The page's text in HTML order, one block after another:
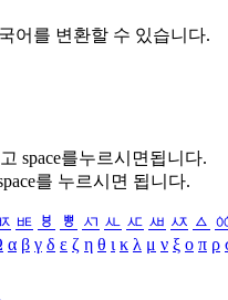
어를 변환할 수 있습니다.
space를누르시면됩니다.
를 누르시면 됩니다.
ㅷ ㅸ ㅹ ㅺ ㅻ ㅼ ㅽ ㅾ ㅿ
α β γ δ ε ζ η θ ι κ λ μ ν ξ ο π ρ